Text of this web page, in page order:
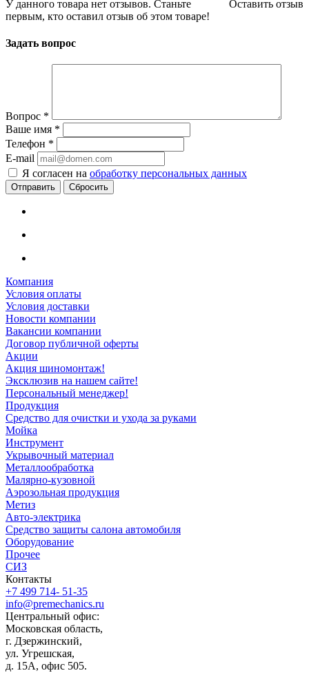
Оставить отзыв
У данного товара нет отзывов. Станьте
первым, кто оставил отзыв об этом товаре!
Задать вопрос
Вопрос *
Ваше имя *
Телефон *
E-mail
Я согласен на обработку персональных данных
Сбросить
Компания
Условия оплаты
Условия доставки
Новости компании
Вакансии компании
Договор публичной оферты
Акции
Акция шиномонтаж!
Эксклюзив на нашем сайте!
Персональный менеджер!
Продукция
Средство для очистки и ухода за руками
Мойка
Инструмент
Укрывочный материал
Металлообработка
Малярно-кузовной
Аэрозольная продукция
Метиз
Авто-электрика
Средство защиты салона автомобиля
Оборудование
Прочее
СИЗ
Контакты
+7 499 714- 51-35
info@premechanics.ru
Центральный офис:
Московская область,
г. Дзержинский,
ул. Угрешская,
д. 15А, офис 505.